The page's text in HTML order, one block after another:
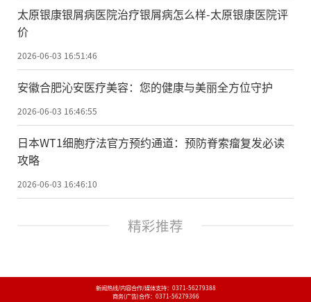
太原银康银屑病医院治疗银屑病怎么样-太原银康医院评
价
2026-06-03 16:51:46
安徽合肥沁安医疗美容：您的健康与美丽全方位守护
2026-06-03 16:46:55
日本WT1细胞疗法官方预约通道：预防脊索瘤复发必读
攻略
2026-06-03 16:46:10
精彩推荐
新闻热线/内容合作/媒体支持： 0371-56279388
商务(广告)合作： 0371-56279366